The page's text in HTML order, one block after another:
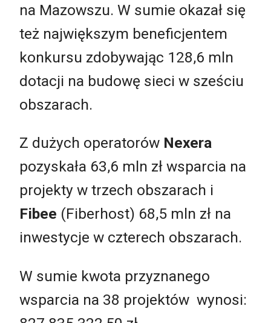
na Mazowszu. W sumie okazał się
też największym beneficjentem
konkursu zdobywając 128,6 mln
dotacji na budowę sieci w sześciu
obszarach.
Z dużych operatorów Nexera
pozyskała 63,6 mln zł wsparcia na
projekty w trzech obszarach i
Fibee (Fiberhost) 68,5 mln zł na
inwestycje w czterech obszarach.
W sumie kwota przyznanego
wsparcia na 38 projektów wynosi: